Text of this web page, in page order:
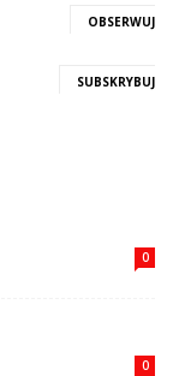
OBSERWUJ
SUBSKRYBUJ
0
0